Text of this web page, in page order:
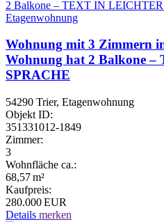
Wohnung mit 3 Zimmern
Wohnung hat 2 Balkone
SPRACHE
54290 Trier, Etagenwohnung
Objekt ID:
351331012-1849
Zimmer:
3
Wohnfläche ca.:
68,57 m²
Kaufpreis:
280.000 EUR
Details merken